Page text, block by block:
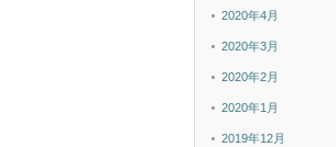
2020年4月
2020年3月
2020年2月
2020年1月
2019年12月